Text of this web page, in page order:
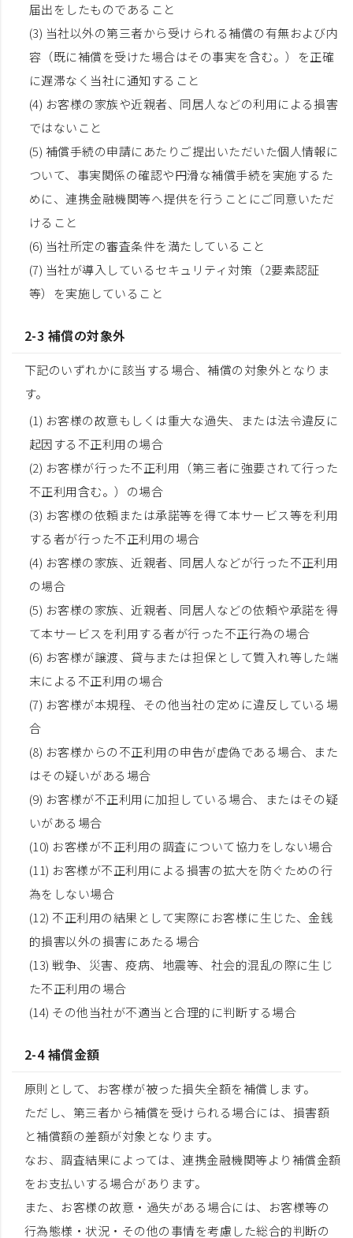
届出をしたものであること
(3) 当社以外の第三者から受けられる補償の有無および内
容（既に補償を受けた場合はその事実を含む。）を正確
に遅滞なく当社に通知すること
(4) お客様の家族や近親者、同居人などの利用による損害
ではないこと
(5) 補償手続の申請にあたりご提出いただいた個人情報に
ついて、事実関係の確認や円滑な補償手続を実施するた
めに、連携金融機関等へ提供を行うことにご同意いただ
けること
(6) 当社所定の審査条件を満たしていること
(7) 当社が導入しているセキュリティ対策（2要素認証
等）を実施していること
2-3 補償の対象外
下記のいずれかに該当する場合、補償の対象外となりま
す。
(1) お客様の故意もしくは重大な過失、または法令違反に
起因する不正利用の場合
(2) お客様が行った不正利用（第三者に強要されて行った
不正利用含む。）の場合
(3) お客様の依頼または承諾等を得て本サービス等を利用
する者が行った不正利用の場合
(4) お客様の家族、近親者、同居人などが行った不正利用
の場合
(5) お客様の家族、近親者、同居人などの依頼や承諾を得
て本サービスを利用する者が行った不正行為の場合
(6) お客様が譲渡、貸与または担保として質入れ等した端
末による不正利用の場合
(7) お客様が本規程、その他当社の定めに違反している場
合
(8) お客様からの不正利用の申告が虚偽である場合、また
はその疑いがある場合
(9) お客様が不正利用に加担している場合、またはその疑
いがある場合
(10) お客様が不正利用の調査について協力をしない場合
(11) お客様が不正利用による損害の拡大を防ぐための行
為をしない場合
(12) 不正利用の結果として実際にお客様に生じた、金銭
的損害以外の損害にあたる場合
(13) 戦争、災害、疫病、地震等、社会的混乱の際に生じ
た不正利用の場合
(14) その他当社が不適当と合理的に判断する場合
2-4 補償金額
原則として、お客様が被った損失全額を補償します。
ただし、第三者から補償を受けられる場合には、損害額
と補償額の差額が対象となります。
なお、調査結果によっては、連携金融機関等より補償金額
をお支払いする場合があります。
また、お客様の故意・過失がある場合には、お客様等の
行為態様・状況・その他の事情を考慮した総合的判断の